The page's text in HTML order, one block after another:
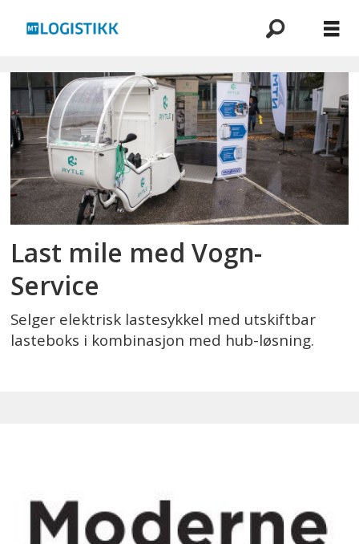
Emne:
rytle
Last mile med Vogn-
Service
Selger elektrisk lastesykkel med utskiftbar
lasteboks i kombinasjon med hub-løsning.